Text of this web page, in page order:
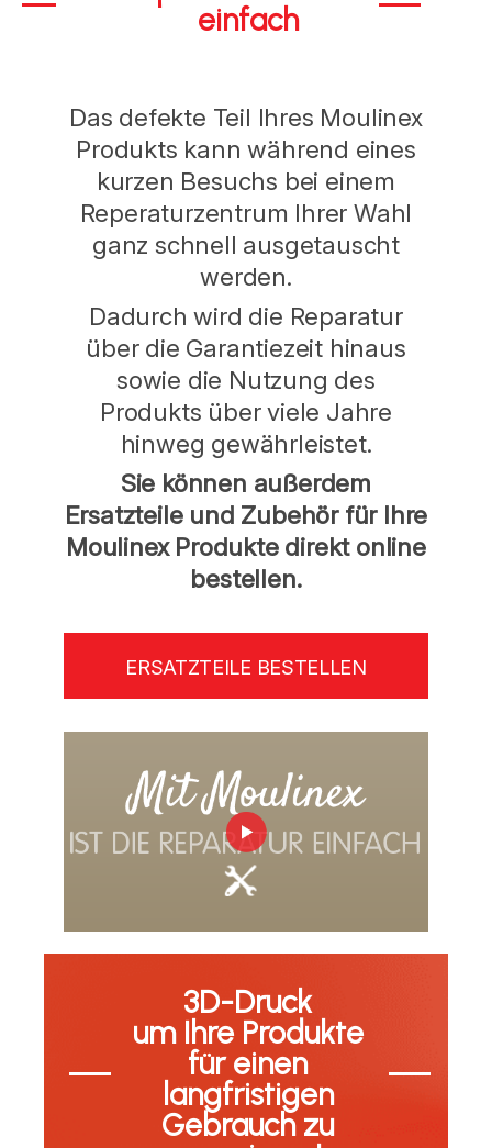
einfach
Das defekte Teil Ihres Moulinex
Produkts kann während eines
kurzen Besuchs bei einem
Reperaturzentrum Ihrer Wahl
ganz schnell ausgetauscht
werden.
Dadurch wird die Reparatur
über die Garantiezeit hinaus
sowie die Nutzung des
Produkts über viele Jahre
hinweg gewährleistet.
Sie können außerdem
Ersatzteile und Zubehör für Ihre
Moulinex Produkte direkt online
bestellen.
ERSATZTEILE BESTELLEN
3D-Druck
um Ihre Produkte
für einen
langfristigen
Gebrauch zu